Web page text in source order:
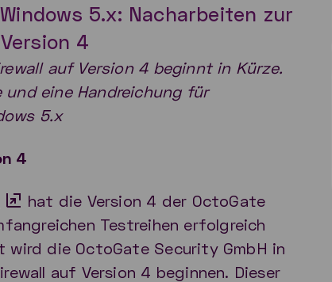
5.x: Nacharbeiten zur
4
auf Version 4 beginnt in Kürze.
eine Handreichung für
5.x
4
hat die Version 4 der OctoGate
Testreihen erfolgreich
die OctoGate Security GmbH in
auf Version 4 beginnen. Dieser